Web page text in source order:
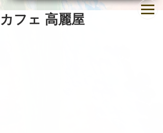
カフェ 高麗屋